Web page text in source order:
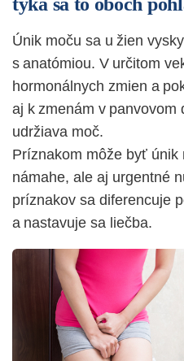
Únik moču sa u žien
s anatómiou. V určitom
hormonálnych zmien a
aj k zmenám v panvovom
udržiava moč.
Príznakom môže byť únik
námahe, ale aj urgentné
príznakov sa diferencuje
a nastavuje sa liečba.